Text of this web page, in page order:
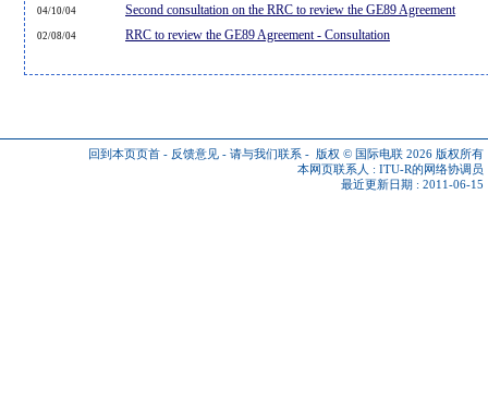
04/10/04 Second consultation on the RRC to review the GE89 Agreement
02/08/04 RRC to review the GE89 Agreement - Consultation
回到本页页首 - 反馈意见 - 请与我们联系 - 版权 © 国际电联 2026 版权所有
本网页联系人 : ITU-R的网络协调员
最近更新日期 : 2011-06-15